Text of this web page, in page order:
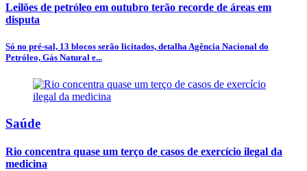
Leilões de petróleo em outubro terão recorde de áreas em
disputa
Só no pré-sal, 13 blocos serão licitados, detalha Agência Nacional do
Petróleo, Gás Natural e...
Saúde
Rio concentra quase um terço de casos de exercício ilegal da
medicina